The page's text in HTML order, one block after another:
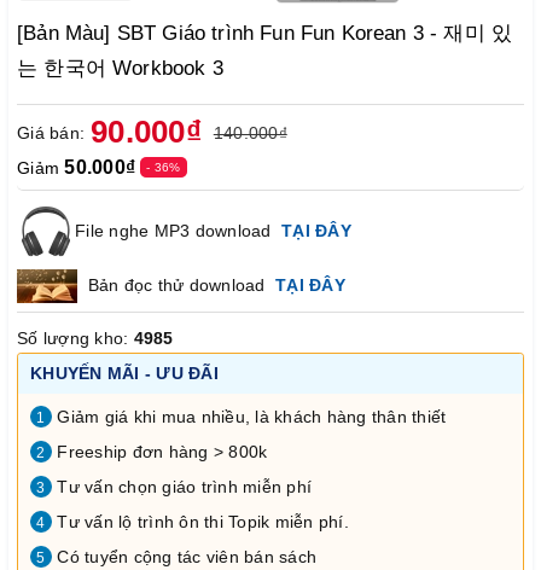
[Bản Màu] SBT Giáo trình Fun Fun Korean 3 - 재미 있
는 한국어 Workbook 3
Giá bán: 90.000₫
140.000₫
Giảm50.000₫ - 36%
File nghe MP3 download TẠI ĐÂY
Bản đọc thử download TẠI ĐÂY
Số lượng kho: 4985
KHUYẾN MÃI - ƯU ĐÃI
1 Giảm giá khi mua nhiều, là khách hàng thân thiết
2 Freeship đơn hàng > 800k
3 Tư vấn chọn giáo trình miễn phí
4 Tư vấn lộ trình ôn thi Topik miễn phí.
5 Có tuyển cộng tác viên bán sách